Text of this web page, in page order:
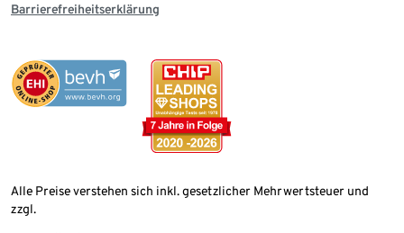
Barrierefreiheitserklärung
Alle Preise verstehen sich inkl. gesetzlicher Mehrwertsteuer und
zzgl.